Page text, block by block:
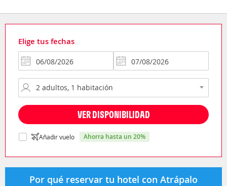
Elige tus fechas
VER DISPONIBILIDAD
Añadir vuelo ahorra hasta un 20%
Por qué reservar tu hotel con Atrápalo